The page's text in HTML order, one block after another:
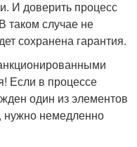
И доверить процесс
таком случае не
сохранена гарантия.
Если в процессе
один из элементов
нужно немедленно